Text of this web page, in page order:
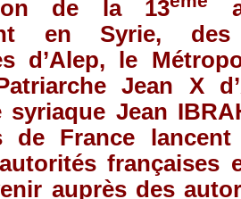
de la 13
en Syrie,
d’Alep, le
Jean X
syriaque Jean
de France
françaises
auprès des